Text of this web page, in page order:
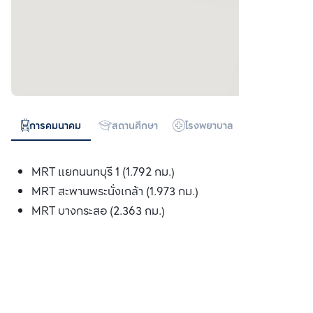
การคมนาคม สถานศึกษา โรงพยาบาล
MRT แยกนนทบุรี 1 (1.792 กม.)
MRT สะพานพระนั่งเกล้า (1.973 กม.)
MRT บางกระสอ (2.363 กม.)